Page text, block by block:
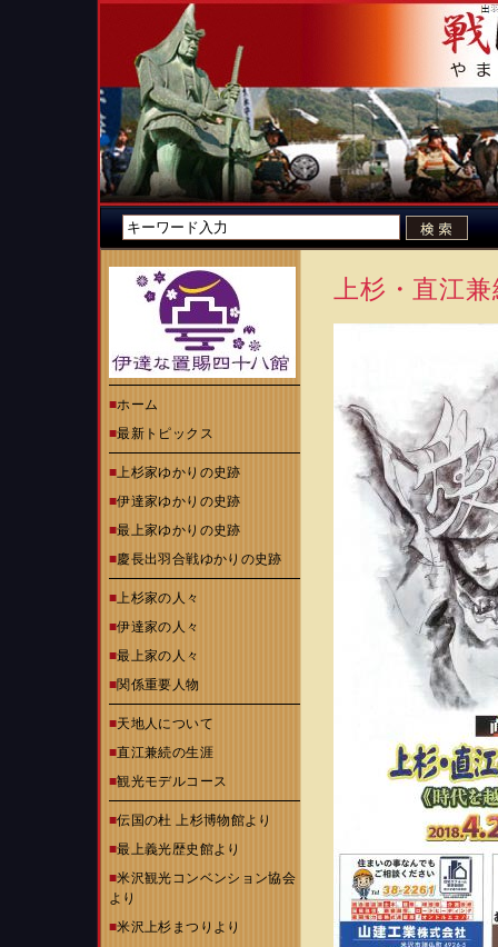
■ホーム
■最新トピックス
■上杉家ゆかりの史跡
■伊達家ゆかりの史跡
■最上家ゆかりの史跡
■慶長出羽合戦ゆかりの史跡
■上杉家の人々
■伊達家の人々
■最上家の人々
■関係重要人物
■天地人について
■直江兼続の生涯
■観光モデルコース
■伝国の杜 上杉博物館より
■最上義光歴史館より
■米沢観光コンベンション協会
より
■米沢上杉まつりより
上杉・直江